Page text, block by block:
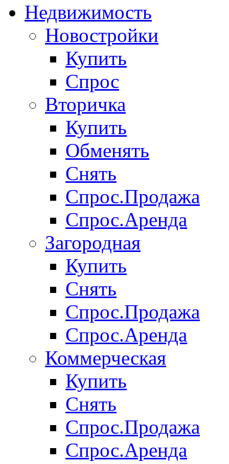
Недвижимость
Новостройки
Купить
Спрос
Вторичка
Купить
Обменять
Снять
Спрос.Продажа
Спрос.Аренда
Загородная
Купить
Снять
Спрос.Продажа
Спрос.Аренда
Коммерческая
Купить
Снять
Спрос.Продажа
Спрос.Аренда